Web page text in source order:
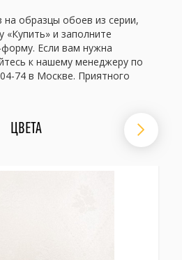
образцы обоев из серии,
и заполните
Если вам нужна
к нашему менеджеру по
74 в Москве. Приятного
ЦВЕТА